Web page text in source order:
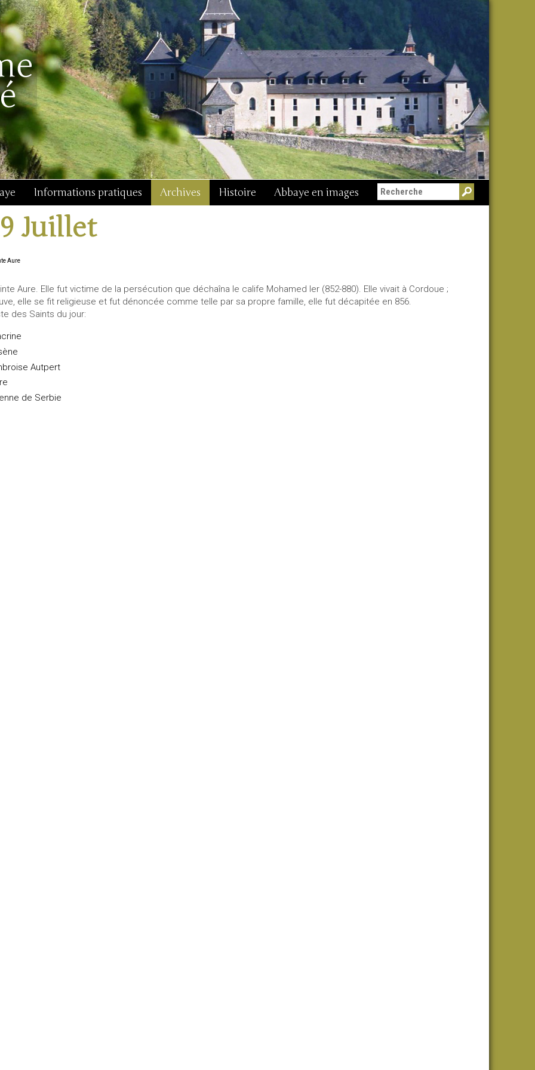
Informations pratiques Archives Histoire Abbaye en images
Juillet
Aure
Aure. Elle fut victime de la persécution que déchaîna le calife Mohamed Ier (852-880). Elle vivait à Cordoue ;
elle se fit religieuse et fut dénoncée comme telle par sa propre famille, elle fut décapitée en 856.
des Saints du jour:
Autpert
de Serbie